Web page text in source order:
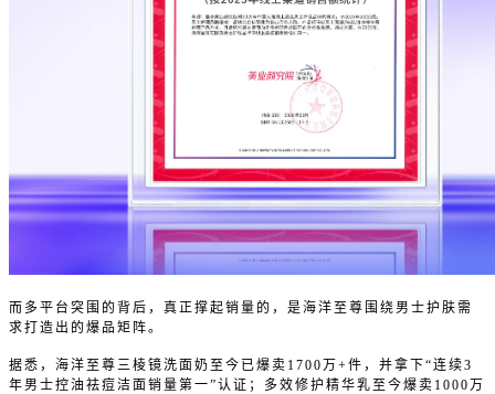
而多平台突围的背后，真正撑起销量的，是海洋至尊围绕男士护肤需
求打造出的爆品矩阵。
据悉，海洋至尊三棱镜洗面奶至今已爆卖1700万+件，并拿下“连续3
年男士控油祛痘洁面销量第一”认证；多效修护精华乳至今爆卖1000万